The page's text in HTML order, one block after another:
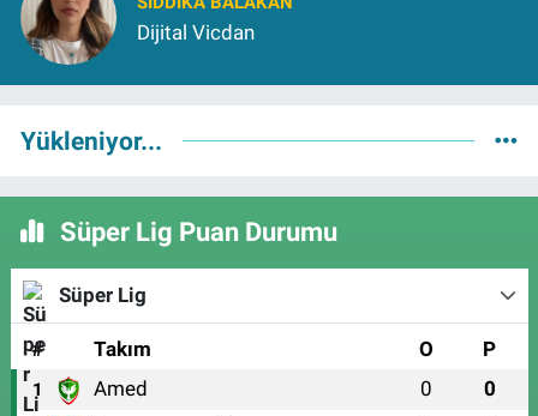
Dijital Vicdan
Yükleniyor...
Süper Lig Puan Durumu
Süper Lig
# Takım O P
1 Amed 0 0